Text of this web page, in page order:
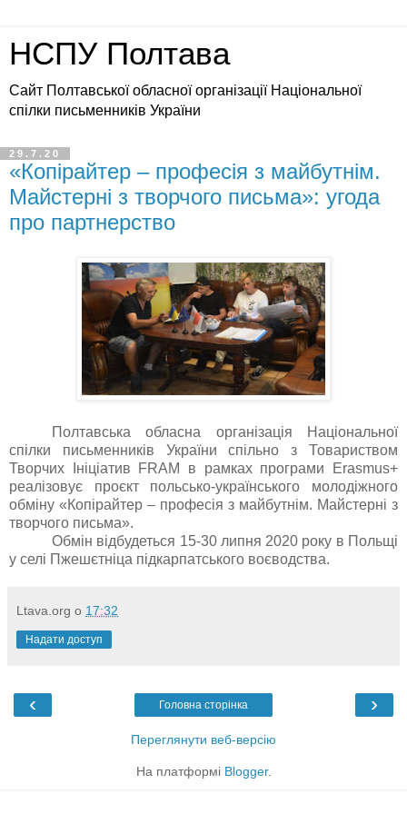
НСПУ Полтава
Сайт Полтавської обласної організації Національної
спілки письменників України
29.7.20
«Копірайтер – професія з майбутнім.
Майстерні з творчого письма»: угода
про партнерство
Полтавська обласна організація Національної
спілки письменників України спільно з Товариством
Творчих Ініціатив FRAM в рамках програми Erasmus+
реалізовує проєкт польсько-українського молодіжного
обміну «Копірайтер – професія з майбутнім. Майстерні з
творчого письма».
Обмін відбудеться 15-30 липня 2020 року в Польщі
у селі Пжешєтніца підкарпатського воєводства.
Ltava.org о 17:32
Надати доступ
‹ ›
Головна сторінка
Переглянути веб-версію
На платформі Blogger.